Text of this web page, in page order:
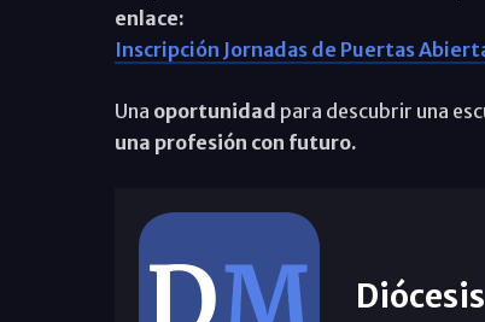
enlace:
Inscripción Jornadas de Puertas
Una oportunidad para descubrir una
una profesión con futuro.